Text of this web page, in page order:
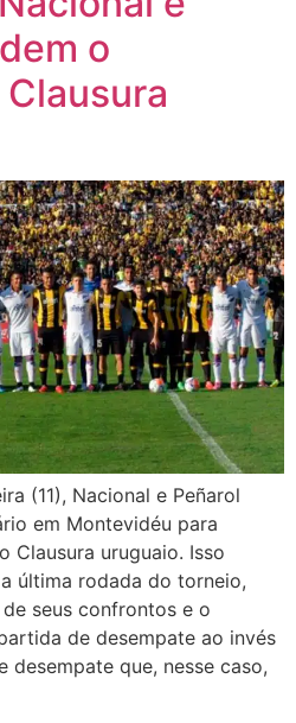
o
(11), Nacional e Peñarol
em Montevidéu para
Clausura uruguaio. Isso
última rodada do torneio,
seus confrontos e o
de desempate ao invés
que, nesse caso,